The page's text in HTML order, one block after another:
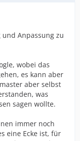
und Anpassung zu
wobei das
es kann aber
aber selbst
was
sagen wollte.
immer noch
eine Ecke ist, für